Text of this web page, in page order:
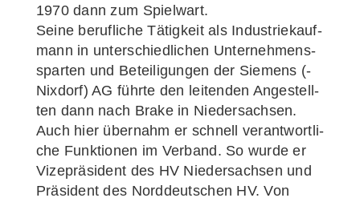
1970 dann zum Spielwart.
Sei­ne beruf­li­che Tätig­keit als Indus­trie­kauf­
mann in unter­schied­li­chen Unter­neh­mens­
spar­ten und Betei­li­gun­gen der Sie­mens (-
Nix­dorf) AG führ­te den lei­ten­den Ange­stell­
ten dann nach Bra­ke in Niedersachsen.
Auch hier über­nahm er schnell ver­ant­wort­li­
che Funk­tio­nen im Ver­band. So wur­de er
Vize­prä­si­dent des HV Nie­der­sach­sen und
Prä­si­dent des Nord­deut­schen HV. Von